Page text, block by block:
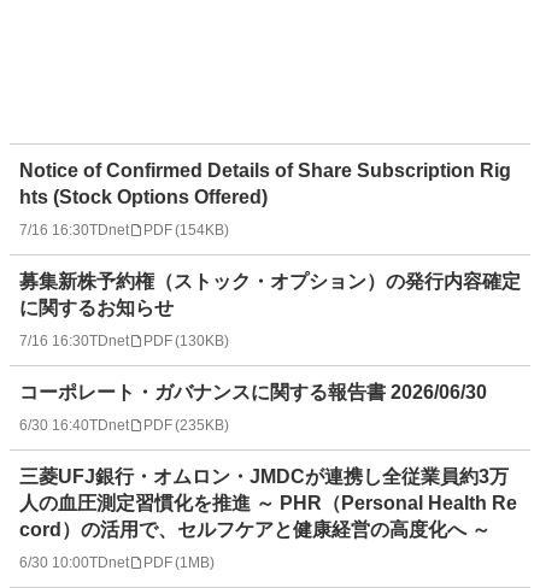
Notice of Confirmed Details of Share Subscription Rig
hts (Stock Options Offered)
7/16 16:30TDnet PDF(154KB)
募集新株予約権（ストック・オプション）の発行内容確定
に関するお知らせ
7/16 16:30TDnet PDF(130KB)
コーポレート・ガバナンスに関する報告書 2026/06/30
6/30 16:40TDnet PDF(235KB)
三菱UFJ銀行・オムロン・JMDCが連携し全従業員約3万
人の血圧測定習慣化を推進 ～ PHR（Personal Health Re
cord）の活用で、セルフケアと健康経営の高度化へ ～
6/30 10:00TDnet PDF(1MB)